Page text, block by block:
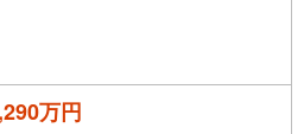
万円